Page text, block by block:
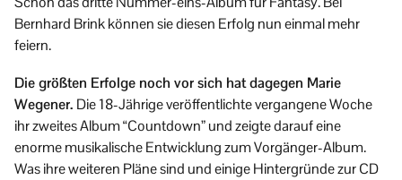
Bernhard Brink können sie diesen Erfolg nun einmal mehr
feiern.
Die größten Erfolge noch vor sich hat dagegen Marie
Wegener. Die 18-Jährige veröffentlichte vergangene Woche
ihr zweites Album “Countdown” und zeigte darauf eine
enorme musikalische Entwicklung zum Vorgänger-Album.
Was ihre weiteren Pläne sind und einige Hintergründe zur CD